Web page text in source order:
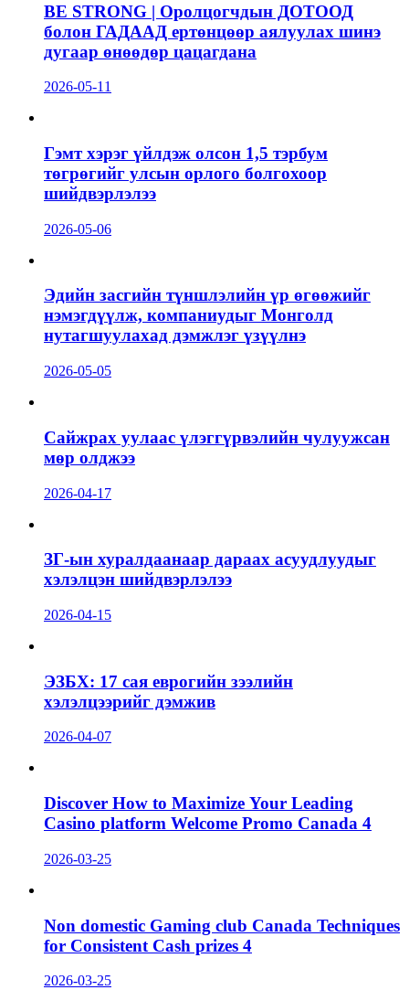
BE STRONG | Оролцогчдын ДОТООД
болон ГАДААД ертөнцөөр аялуулах шинэ
дугаар өнөөдөр цацагдана
2026-05-11
Гэмт хэрэг үйлдэж олсон 1,5 тэрбум
төгрөгийг улсын орлого болгохоор
шийдвэрлэлээ
2026-05-06
Эдийн засгийн түншлэлийн үр өгөөжийг
нэмэгдүүлж, компаниудыг Монголд
нутагшуулахад дэмжлэг үзүүлнэ
2026-05-05
Сайжрах уулаас үлэггүрвэлийн чулуужсан
мөр олджээ
2026-04-17
ЗГ-ын хуралдаанаар дараах асуудлуудыг
хэлэлцэн шийдвэрлэлээ
2026-04-15
ЭЗБХ: 17 сая еврогийн зээлийн
хэлэлцээрийг дэмжив
2026-04-07
Discover How to Maximize Your Leading
Casino platform Welcome Promo Canada 4
2026-03-25
Non domestic Gaming club Canada Techniques
for Consistent Cash prizes 4
2026-03-25